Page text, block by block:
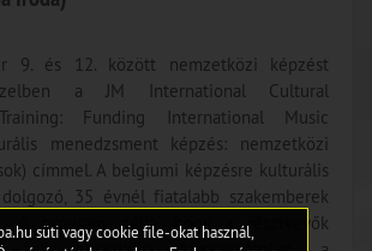
9. és 12. között nemzetközi képzést
a JM International Cultural
Funding International Music
menedzsment képzés: nemzetközi
címmel. A belgiumi képzésre kulturális
35 évnél fiatalabb szakemberek
A program célja, hogy a résztvevők
süti vagy cookie file-okat használ,